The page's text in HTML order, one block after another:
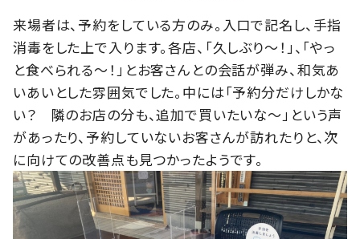
来場者は、予約をしている方のみ。入口で記名し、手指
消毒をした上で入ります。各店、「久しぶり～！」、「やっ
と食べられる～！」とお客さんとの会話が弾み、和気あ
いあいとした雰囲気でした。中には「予約分だけしかな
い？ 隣のお店の分も、追加で買いたいな～」という声
があったり、予約していないお客さんが訪れたりと、次
に向けての改善点も見つかったようです。